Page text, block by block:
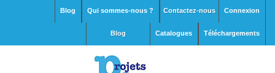
Connexion
Contactez-nous
Qui sommes-nous ?
Blog
Téléchargements
Catalogues
blog